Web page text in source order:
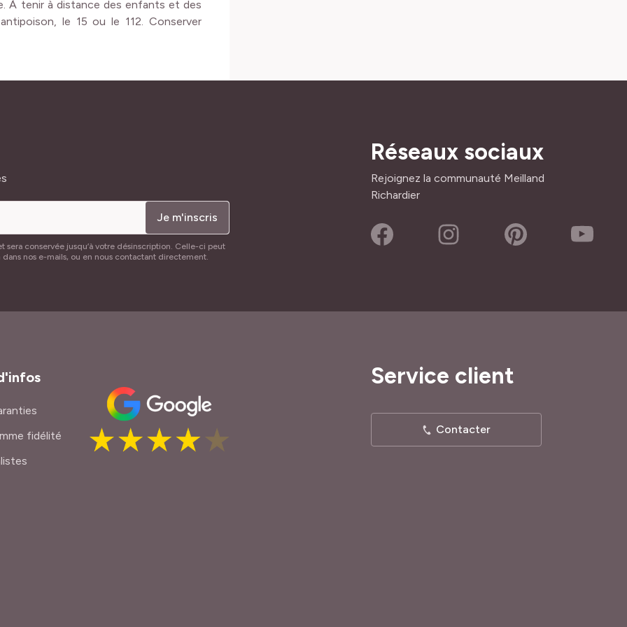
À tenir à distance des enfants et des
le 15 ou le 112. Conserver
Je m'inscris
conservée jusqu’à votre désinscription. Celle-ci peut
nos e-mails, ou en nous contactant directement.
Réseaux sociaux
Rejoignez la communauté Meilland
Richardier
fidélité
Service client
Contacter